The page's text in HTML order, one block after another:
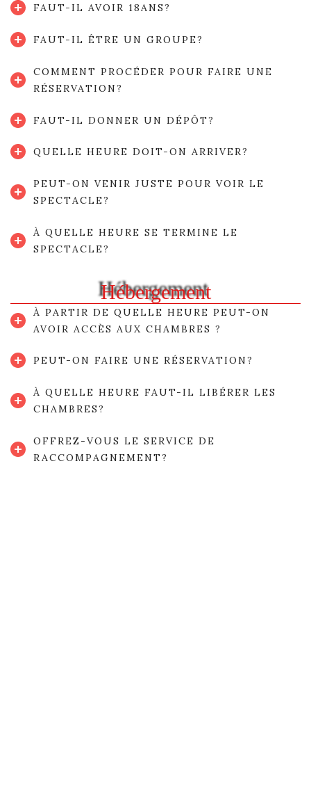
FAUT-IL AVOIR 18ANS?
FAUT-IL ÊTRE UN GROUPE?
COMMENT PROCÉDER POUR FAIRE UNE
RÉSERVATION?
FAUT-IL DONNER UN DÉPÔT?
QUELLE HEURE DOIT-ON ARRIVER?
PEUT-ON VENIR JUSTE POUR VOIR LE
SPECTACLE?
À QUELLE HEURE SE TERMINE LE
SPECTACLE?
Hébergement
À PARTIR DE QUELLE HEURE PEUT-ON
AVOIR ACCÈS AUX CHAMBRES ?
PEUT-ON FAIRE UNE RÉSERVATION?
À QUELLE HEURE FAUT-IL LIBÉRER LES
CHAMBRES?
OFFREZ-VOUS LE SERVICE DE
RACCOMPAGNEMENT?